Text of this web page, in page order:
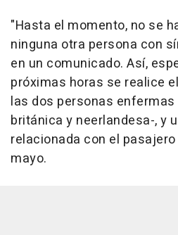
"Hasta el momento, no se
ninguna otra persona con
en un comunicado. Así,
próximas horas se realice
las dos personas
británica y neerlandesa-, y
relacionada con el
mayo.